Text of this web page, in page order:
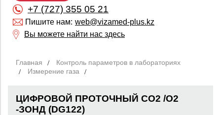
+7 (727) 355 05 21
Пишите нам: web@vizamed-plus.kz
Вы можете найти нас здесь
Главная
Контроль параметров в лабораториях
Измерение газа
ЦИФРОВОЙ ПРОТОЧНЫЙ CO2 /O2
-ЗОНД (DG122)